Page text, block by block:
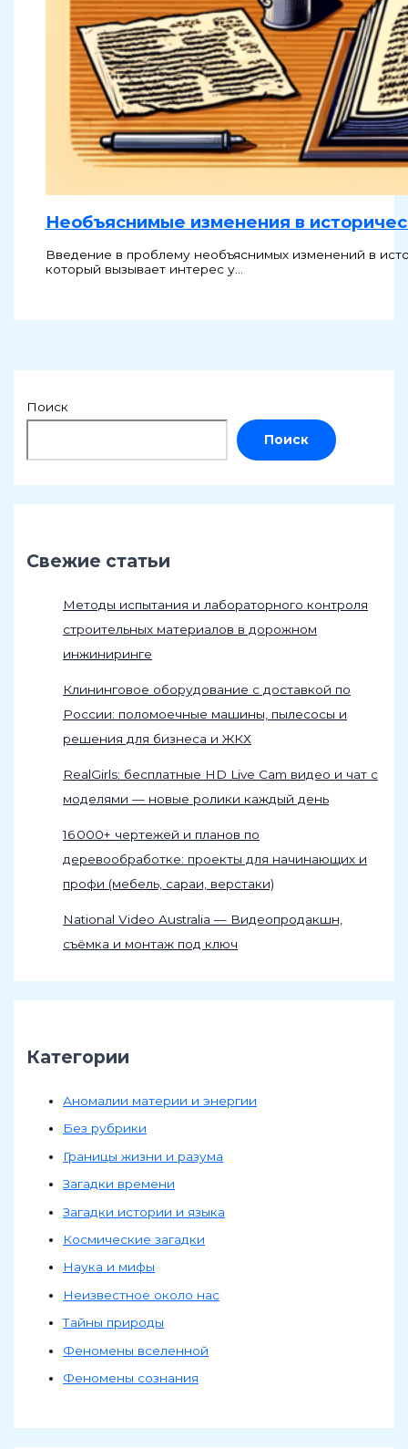
Необъяснимые изменения в
Введение в проблему необъяснимых изменений в
который вызывает интерес у…
Поиск
Поиск
Свежие статьи
Методы испытания и лабораторного контроля
строительных материалов в дорожном
инжиниринге
Клининговое оборудование с доставкой по
России: поломоечные машины, пылесосы и
решения для бизнеса и ЖКХ
RealGirls: бесплатные HD Live Cam видео и чат с
моделями — новые ролики каждый день
16 000+ чертежей и планов по
деревообработке: проекты для начинающих и
профи (мебель, сараи, верстаки)
National Video Australia — Видеопродакшн,
съёмка и монтаж под ключ
Категории
Аномалии материи и энергии
Без рубрики
Границы жизни и разума
Загадки времени
Загадки истории и языка
Космические загадки
Наука и мифы
Неизвестное около нас
Тайны природы
Феномены вселенной
Феномены сознания